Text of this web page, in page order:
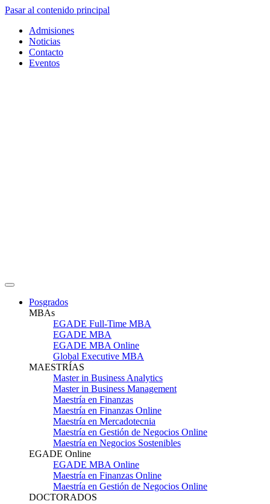
Pasar al contenido principal
Admisiones
Noticias
Contacto
Eventos
Posgrados
MBAs
EGADE Full-Time MBA
EGADE MBA
EGADE MBA Online
Global Executive MBA
MAESTRÍAS
Master in Business Analytics
Master in Business Management
Maestría en Finanzas
Maestría en Finanzas Online
Maestría en Mercadotecnia
Maestría en Gestión de Negocios Online
Maestría en Negocios Sostenibles
EGADE Online
EGADE MBA Online
Maestría en Finanzas Online
Maestría en Gestión de Negocios Online
DOCTORADOS